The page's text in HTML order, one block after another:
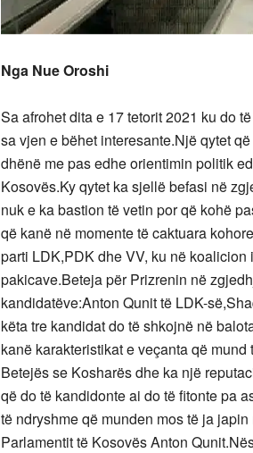
Nga Nue Oroshi
Sa afrohet dita e 17 tetorit 2021 ku do
sa vjen e bëhet interesante.Një qytet
dhënë me pas edhe orientimin politik
Kosovës.Ky qytet ka sjellë befasi në
nuk e ka bastion të vetin por që kohë
që kanë në momente të caktuara
parti LDK,PDK dhe VV, ku në
pakicave.Beteja për Prizrenin në
kandidatëve:Anton Qunit të LDK-
këta tre kandidat do të shkojnë në
kanë karakteristikat e veçanta që
Betejës se Kosharës dhe ka një
që do të kandidonte ai do të fitonte pa
të ndryshme që munden mos të ja
Parlamentit të Kosovës Anton